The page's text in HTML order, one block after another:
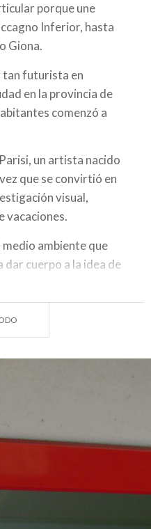
porque une
Inferior, hasta
Giona.
tan futurista en
en la provincia de
comenzó a
un artista nacido
que se convirtió en
visual,
vacaciones.
ambiente que
cuerpo a la idea de
En 1998 se
el "museo-puente"
ARCH 1991-92 para un
culturales y de
otorgado por un
Giuliano
es que logra entrelazar
cielo, árboles) y